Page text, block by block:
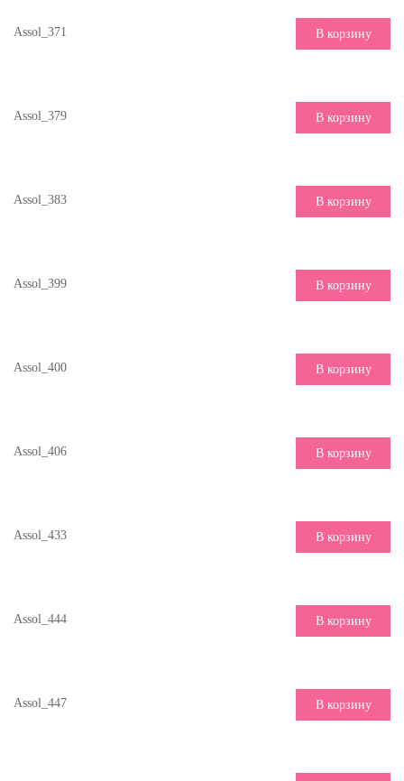
Assol_371 В корзину
Assol_379 В корзину
Assol_383 В корзину
Assol_399 В корзину
Assol_400 В корзину
Assol_406 В корзину
Assol_433 В корзину
Assol_444 В корзину
Assol_447 В корзину